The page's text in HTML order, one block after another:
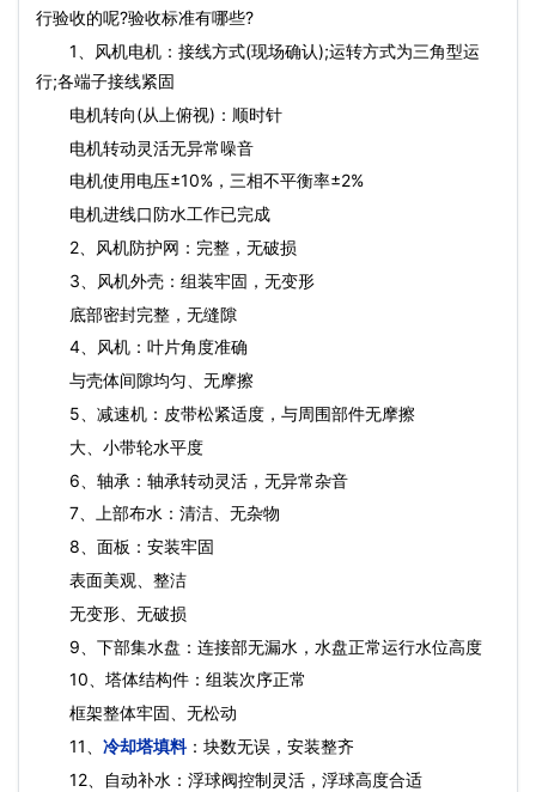
行验收的呢?验收标准有哪些?
1、风机电机：接线方式(现场确认);运转方式为三角型运
行;各端子接线紧固
电机转向(从上俯视)：顺时针
电机转动灵活无异常噪音
电机使用电压±10%，三相不平衡率±2%
电机进线口防水工作已完成
2、风机防护网：完整，无破损
3、风机外壳：组装牢固，无变形
底部密封完整，无缝隙
4、风机：叶片角度准确
与壳体间隙均匀、无摩擦
5、减速机：皮带松紧适度，与周围部件无摩擦
大、小带轮水平度
6、轴承：轴承转动灵活，无异常杂音
7、上部布水：清洁、无杂物
8、面板：安装牢固
表面美观、整洁
无变形、无破损
9、下部集水盘：连接部无漏水，水盘正常运行水位高度
10、塔体结构件：组装次序正常
框架整体牢固、无松动
11、 冷却塔填料：块数无误，安装整齐
12、自动补水：浮球阀控制灵活，浮球高度合适